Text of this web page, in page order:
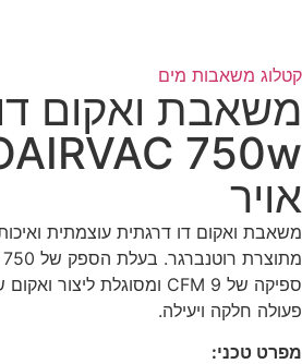
קטלוג משאבות מים
משאבת ואקום
אויר
משאבת ואקום דו דרגתית עוצמתית
פעולה חלקה ויעילה.
מפרט טכני: